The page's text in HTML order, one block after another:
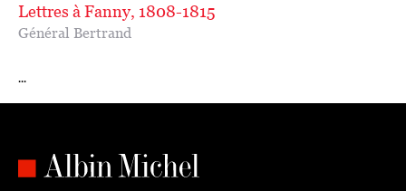
Lettres à Fanny, 1808-1815
Général Bertrand
...